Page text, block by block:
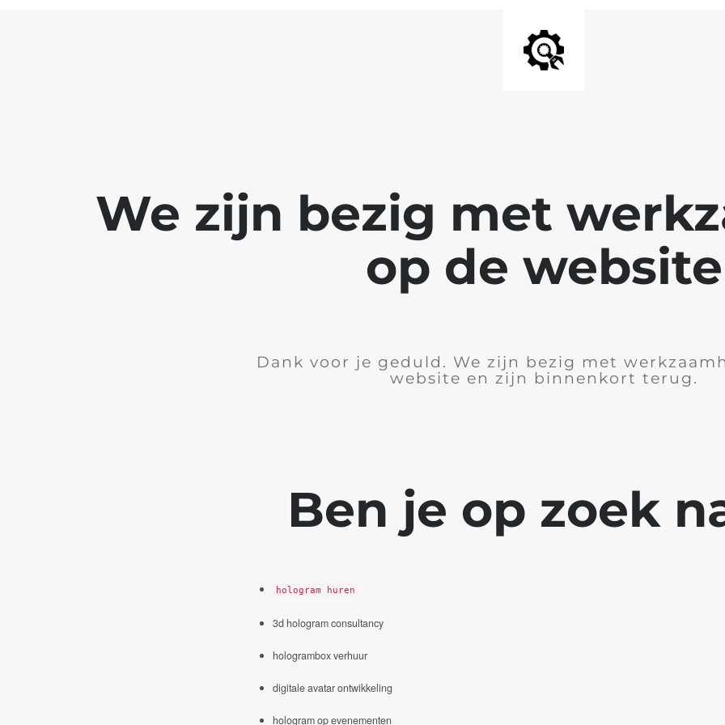
We zijn bezig met
op de website
Dank voor je geduld. We zijn bezig met
website en zijn binnenkort terug.
Ben je op zoek
hologram huren
3d hologram consultancy
hologrambox verhuur
digitale avatar ontwikkeling
hologram op evenementen